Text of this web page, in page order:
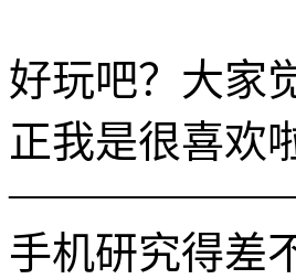
好玩吧？大家
正我是很喜欢
手机研究得差